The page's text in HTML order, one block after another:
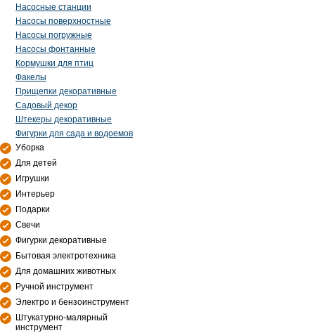
Насосные станции
Насосы поверхностные
Насосы погружные
Насосы фонтанные
Кормушки для птиц
Факелы
Прищепки декоративные
Садовый декор
Штекеры декоративные
Фигурки для сада и водоемов
Уборка
Для детей
Игрушки
Интерьер
Подарки
Свечи
Фигурки декоративные
Бытовая электротехника
Для домашних животных
Ручной инструмент
Электро и бензоинструмент
Штукатурно-малярный
инструмент